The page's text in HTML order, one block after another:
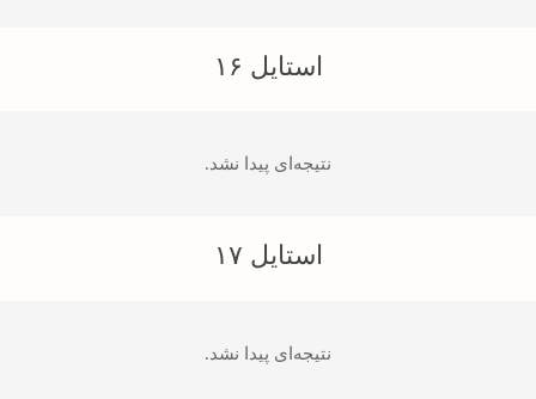
استایل ۱۶
نتیجه‌ای پیدا نشد.
استایل ۱۷
نتیجه‌ای پیدا نشد.